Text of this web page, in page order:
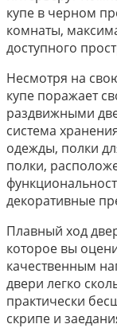
купе в черном
комнаты,
доступного
Несмотря на
купе поражает
раздвижными
система
одежды, полки
полки,
декоративные
Плавный ход
которое вы
качественным
двери легко
практически
скрипе и